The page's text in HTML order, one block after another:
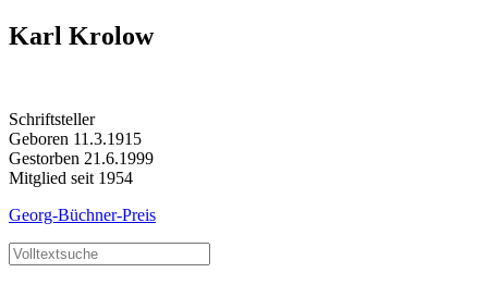
Karl Krolow
Schriftsteller
Geboren 11.3.1915
Gestorben 21.6.1999
Mitglied seit 1954
Georg-Büchner-Preis